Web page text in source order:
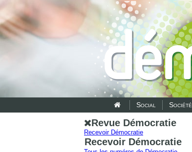
Social Société
Revue Démocratie
Recevoir Démocratie
Recevoir Démocratie